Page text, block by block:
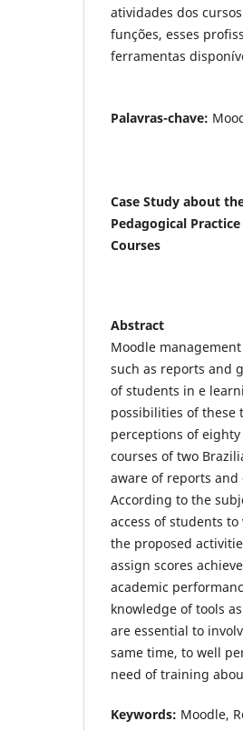
atividades dos
funções, esses
ferramentas
Palavras-chave:
Case Study about
Pedagogical
Courses
Abstract
Moodle
such as reports and
of students in e
possibilities of these
perceptions of
courses of two
aware of reports
According to the
access of students
the proposed
assign scores
academic
knowledge of tools
are essential to
same time, to well
need of training
Keywords: Moodle,